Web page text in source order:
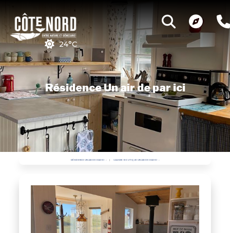
24°C
Résidence Un air de par ici
RÉSIDENCE UN AIR DE PAR ICI GALERIE-BOUTIQUE UN AIR DE PAR ICI